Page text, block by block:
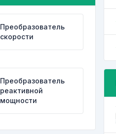
Преобразователь
скорости
Преобразователь
реактивной
мощности